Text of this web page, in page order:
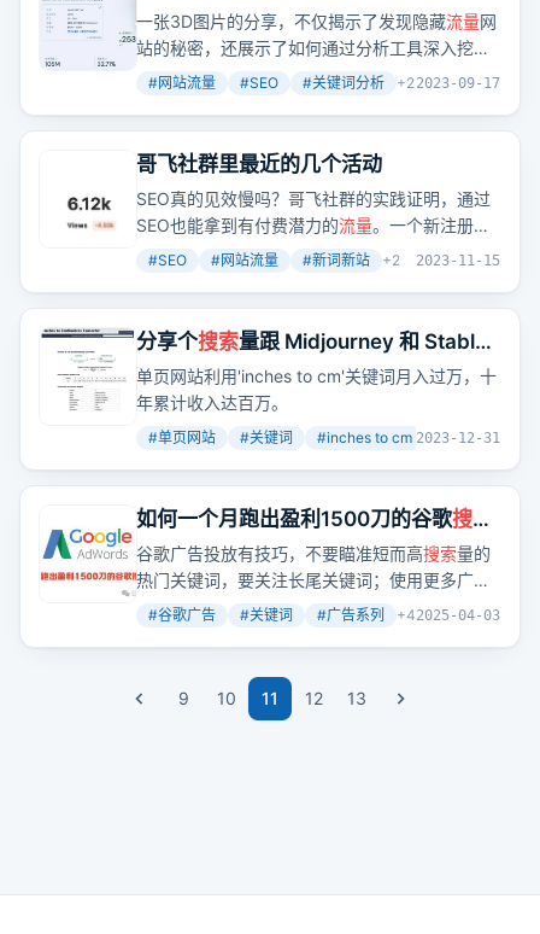
个月访问量1亿的网站
一张3D图片的分享，不仅揭示了发现隐藏流量网
站的秘密，还展示了如何通过分析工具深入挖掘
网站的流量 来源和关键词策略。
#网站流量 #SEO #关键词分析 +22023-09-17
哥飞社群里最近的几个活动
SEO真的见效慢吗？哥飞社群的实践证明，通过
SEO也能拿到有付费潜力的流量。一个新注册的
网站，仅靠搜索引擎 流量，上线不久日UV就超过
#SEO #网站流量 #新词新站 +2 2023-11-15
分享个搜索量跟 Midjourney 和 Stable
Diffusion 差不多的关键词，有个单页网
站用这个关键词赚了100万
单页网站利用'inches to cm'关键词月入过万，十
年累计收入达百万。
#单页网站 #关键词 #inches to cm +3
2023-12-31
如何一个月跑出盈利1500刀的谷歌搜索
广告（2）
谷歌广告投放有技巧，不要瞄准短而高搜索量的
热门关键词，要关注长尾关键词；使用更多广告
系列并重新分配预算；直接关闭高每次点击成本
以通过免费社交、谷歌seo等渠道出单。
#谷歌广告 #关键词 #广告系列 +42025-04-03
9 10 11 12 13